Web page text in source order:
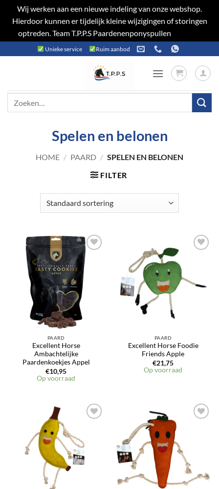
Wij werken aan een nieuwe indeling van onze webshop.
Hierdoor kunnen er tijdelijk kleine wijzigingen of storingen
optreden. Team T.P.P.S Paardenenponyspullen
naar
Unieke service Ruim aanbod
Spelen en belonen
HOME / PAARD / SPELEN EN BELONEN
FILTER
Toevoegen
aan
verlanglijst
PAARD
Excellent Horse
Ambachtelijke
Paardenkoekjes Appel
€10,95
Op voorraad
verlanglijst
PAARD
Excellent Horse Foodie
Friends Apple
€21,75
Op voorraad
verlanglijst